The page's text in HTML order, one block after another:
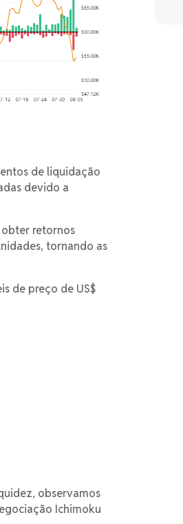
de liquidação
devido a
retornos
tornando as
de preço de US$
observamos
Ichimoku